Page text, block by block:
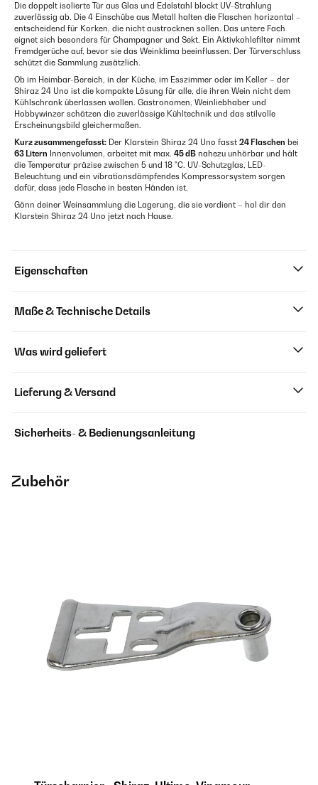
Die doppelt isolierte Tür aus Glas und Edelstahl blockt UV-Strahlung
zuverlässig ab. Die 4 Einschübe aus Metall halten die Flaschen horizontal –
entscheidend für Korken, die nicht austrocknen sollen. Das untere Fach
eignet sich besonders für Champagner und Sekt. Ein Aktivkohlefilter nimmt
Fremdgerüche auf, bevor sie das Weinklima beeinflussen. Der Türverschluss
schützt die Sammlung zusätzlich.
Ob im Heimbar-Bereich, in der Küche, im Esszimmer oder im Keller – der
Shiraz 24 Uno ist die kompakte Lösung für alle, die ihren Wein nicht dem
Kühlschrank überlassen wollen. Gastronomen, Weinliebhaber und
Hobbywinzer schätzen die zuverlässige Kühltechnik und das stilvolle
Erscheinungsbild gleichermaßen.
Kurz zusammengefasst: Der Klarstein Shiraz 24 Uno fasst 24 Flaschen bei
63 Litern Innenvolumen, arbeitet mit max. 45 dB nahezu unhörbar und hält
die Temperatur präzise zwischen 5 und 18 °C. UV-Schutzglas, LED-
Beleuchtung und ein vibrationsdämpfendes Kompressorsystem sorgen
dafür, dass jede Flasche in besten Händen ist.
Gönn deiner Weinsammlung die Lagerung, die sie verdient – hol dir den
Klarstein Shiraz 24 Uno jetzt nach Hause.
Eigenschaften
Maße & Technische Details
Was wird geliefert
Lieferung & Versand
Sicherheits- & Bedienungsanleitung
Zubehör